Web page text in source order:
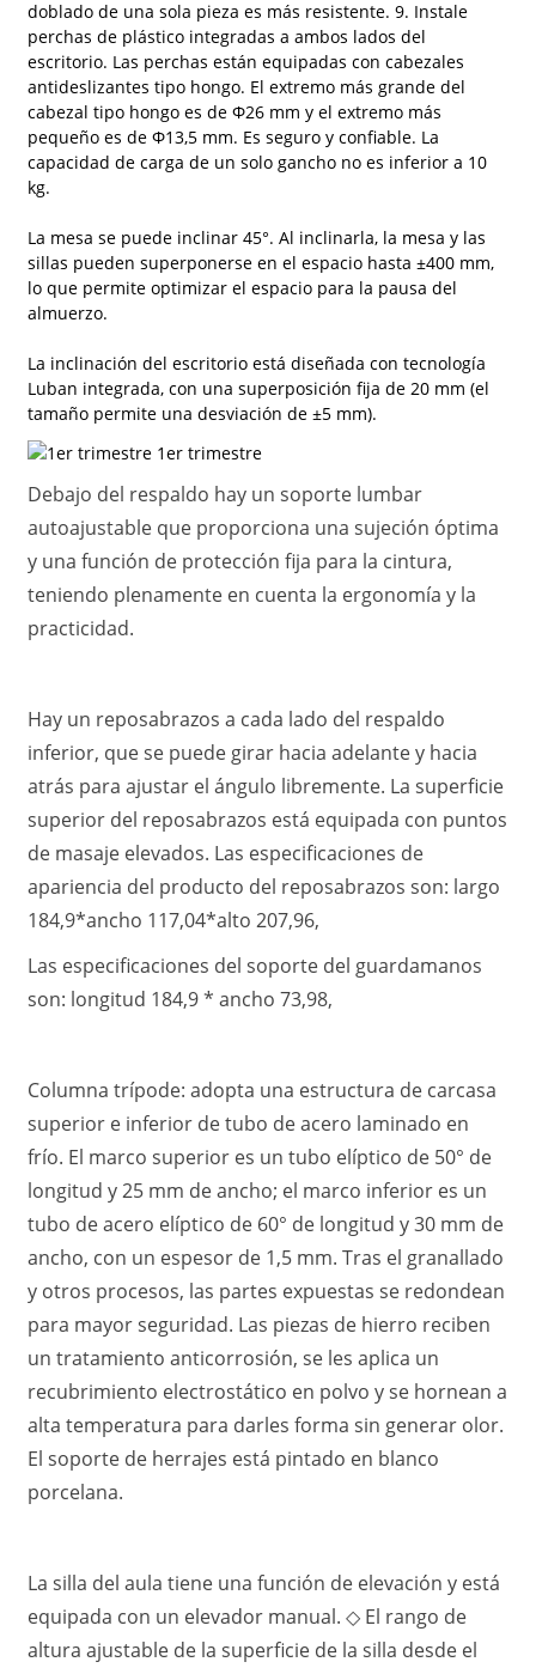
doblado de una sola pieza es más resistente. 9. Instale
perchas de plástico integradas a ambos lados del
escritorio. Las perchas están equipadas con cabezales
antideslizantes tipo hongo. El extremo más grande del
cabezal tipo hongo es de Φ26 mm y el extremo más
pequeño es de Φ13,5 mm. Es seguro y confiable. La
capacidad de carga de un solo gancho no es inferior a 10
kg.
La mesa se puede inclinar 45°. Al inclinarla, la mesa y las
sillas pueden superponerse en el espacio hasta ±400 mm,
lo que permite optimizar el espacio para la pausa del
almuerzo.
La inclinación del escritorio está diseñada con tecnología
Luban integrada, con una superposición fija de 20 mm (el
tamaño permite una desviación de ±5 mm).
Debajo del respaldo hay un soporte lumbar
autoajustable que proporciona una sujeción óptima
y una función de protección fija para la cintura,
teniendo plenamente en cuenta la ergonomía y la
practicidad.
Hay un reposabrazos a cada lado del respaldo
inferior, que se puede girar hacia adelante y hacia
atrás para ajustar el ángulo libremente. La superficie
superior del reposabrazos está equipada con puntos
de masaje elevados. Las especificaciones de
apariencia del producto del reposabrazos son: largo
184,9*ancho 117,04*alto 207,96,
Las especificaciones del soporte del guardamanos
son: longitud 184,9 * ancho 73,98,
Columna trípode: adopta una estructura de carcasa
superior e inferior de tubo de acero laminado en
frío. El marco superior es un tubo elíptico de 50° de
longitud y 25 mm de ancho; el marco inferior es un
tubo de acero elíptico de 60° de longitud y 30 mm de
ancho, con un espesor de 1,5 mm. Tras el granallado
y otros procesos, las partes expuestas se redondean
para mayor seguridad. Las piezas de hierro reciben
un tratamiento anticorrosión, se les aplica un
recubrimiento electrostático en polvo y se hornean a
alta temperatura para darles forma sin generar olor.
El soporte de herrajes está pintado en blanco
porcelana.
La silla del aula tiene una función de elevación y está
equipada con un elevador manual. ◇ El rango de
altura ajustable de la superficie de la silla desde el